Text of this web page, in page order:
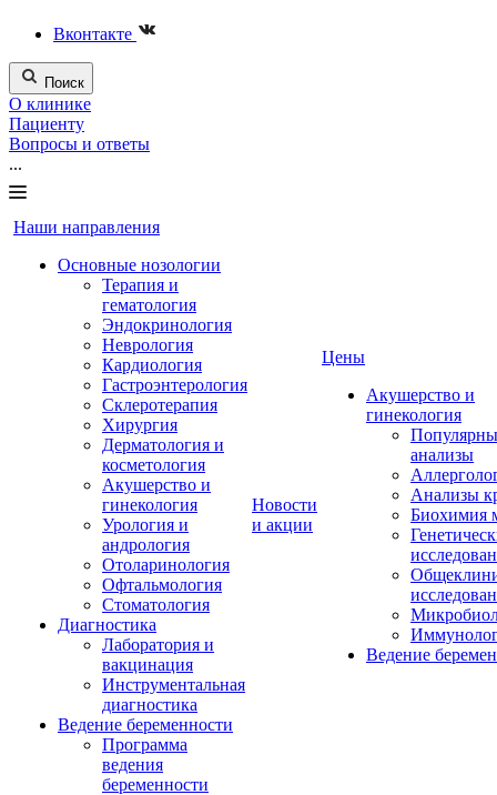
Вконтакте
Поиск
О клинике
Пациенту
Вопросы и ответы
...
Наши направления
Основные нозологии
Терапия и
гематология
Эндокринология
Неврология
Кардиология
Гастроэнтерология
Склеротерапия
Хирургия
Дерматология и
косметология
Акушерство и
гинекология
Урология и
андрология
Отоларинология
Офтальмология
Стоматология
Диагностика
Лаборатория и
вакцинация
Инструментальная
диагностика
Ведение беременности
Программа
ведения
беременности
Новости
и акции
Цены
Акушерство и
гинекология
анализы
Анализы
Биохимия
Ведение